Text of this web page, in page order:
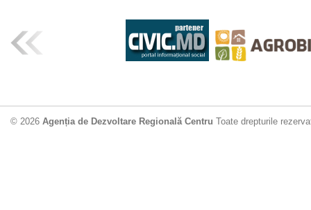
© 2026 Agenția de Dezvoltare Regională Centru Toate drepturile